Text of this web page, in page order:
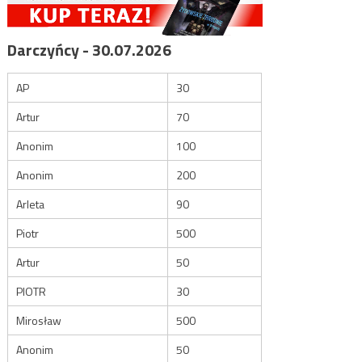
Darczyńcy - 30.07.2026
AP
30
Artur
70
Anonim
100
Anonim
200
Arleta
90
Piotr
500
Artur
50
PIOTR
30
Mirosław
500
Anonim
50